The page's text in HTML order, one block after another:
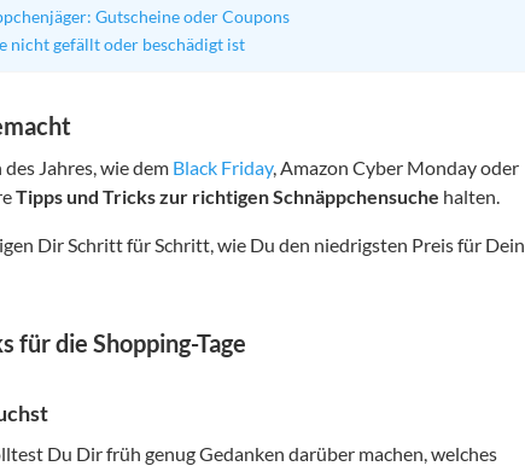
Gutscheine oder Coupons
nicht gefällt oder beschädigt ist
Jahres, wie dem Black Friday, Amazon Cyber Monday oder
Tipps und Tricks zur richtigen Schnäppchensuche halten.
Dir Schritt für Schritt, wie Du den niedrigsten Preis für Dein
für die Shopping-Tage
Du Dir früh genug Gedanken darüber machen, welches